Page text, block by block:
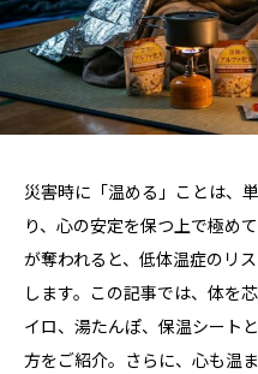
災害時に「温める」ことは、
り、心の安定を保つ上で極め
が奪われると、低体温症のリ
します。この記事では、体を
イロ、湯たんぽ、保温シート
方をご紹介。さらに、心も温